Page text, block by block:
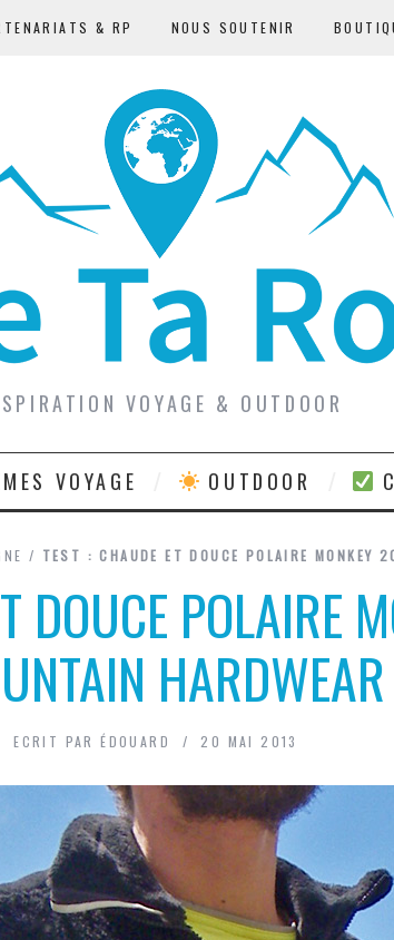
& RP NOUS SOUTENIR
VOYAGE & OUTDOOR
VOYAGE OUTDOOR
/ TEST : CHAUDE ET DOUCE POLAIRE MONKEY
DOUCE POLAIRE
HARDWEAR
ECRIT PAR ÉDOUARD 20 MAI 2013